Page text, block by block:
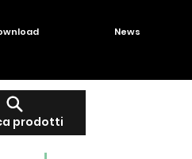
prodotti
News